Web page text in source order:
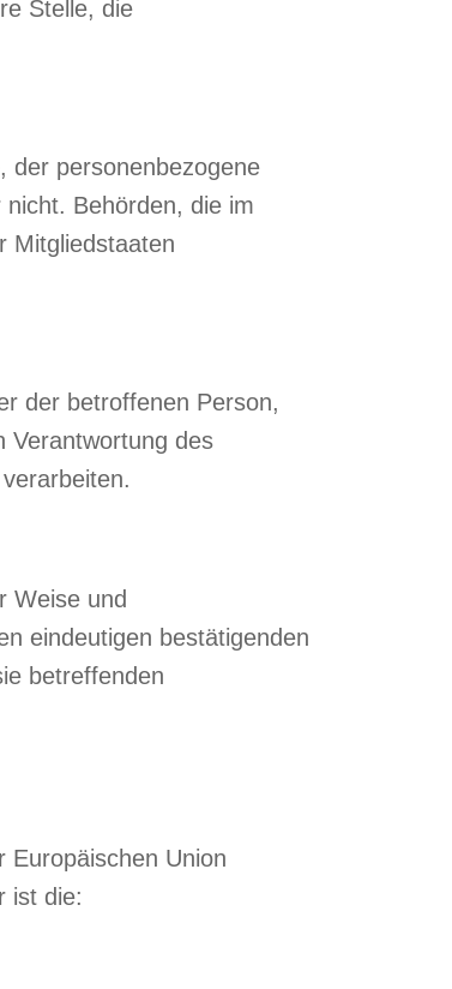
Stelle, die
der personenbezogene
Behörden, die im
Mitgliedstaaten
der betroffenen Person,
Verantwortung des
Weise und
eindeutigen bestätigenden
betreffenden
Europäischen Union
ist die: